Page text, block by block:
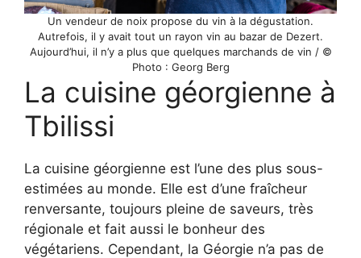
Un vendeur de noix propose du vin à la dégustation.
Autrefois, il y avait tout un rayon vin au bazar de Dezert.
Aujourd’hui, il n’y a plus que quelques marchands de vin / ©
Photo : Georg Berg
La cuisine géorgienne à
Tbilissi
La cuisine géorgienne est l’une des plus sous-
estimées au monde. Elle est d’une fraîcheur
renversante, toujours pleine de saveurs, très
régionale et fait aussi le bonheur des
végétariens. Cependant, la Géorgie n’a pas de